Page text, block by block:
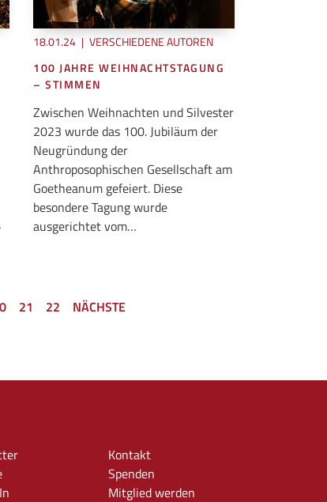
18.01.24 | VERSCHIEDENE AUTOREN
100 JAHRE WEIHNACHTSTAGUNG
– STIMMEN
Zwischen Weihnachten und Silvester
2023 wurde das 100. Jubiläum der
Neugründung der
Anthroposophischen Gesellschaft am
Goetheanum gefeiert. Diese
besondere Tagung wurde
ausgerichtet vom…
21 22 NÄCHSTE
Kontakt
Spenden
Mitglied werden